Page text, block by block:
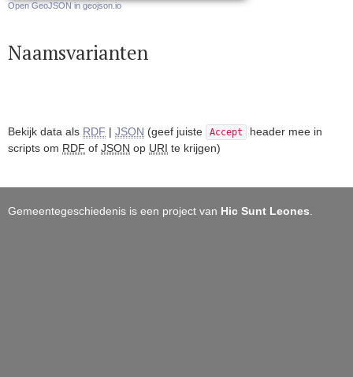
Open GeoJSON in geojson.io
Naamsvarianten
Bekijk data als RDF | JSON (geef juiste Accept
header mee in
scripts om RDF of JSON op URI te krijgen)
Gemeentegeschiedenis is een project van Hic Sunt Leones